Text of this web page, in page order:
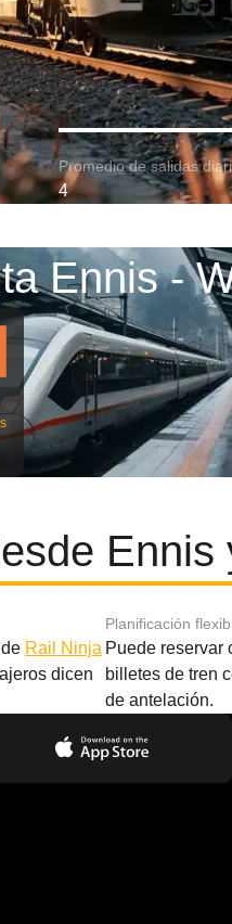
Promedio de salidas
4
Ennis -
Ennis
Rail Ninja
dicen
Planificación
Puede reservar
billetes de tren
de antelación.